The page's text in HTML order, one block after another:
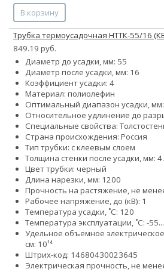
В корзину
Трубка термоусадочная НТТК-55/16
849.19 руб.
Диаметр до усадки, мм: 55
Диаметр после усадки, мм: 16
Коэффициент усадки: 4
Материал: полиолефин
Оптимальный диапазон усадки,
Относительное удлинение до
Специальные свойства:
Страна происхождения: Россия
Тип трубки: с клеевым слоем
Толщина стенки после усадки, мм:
Цвет трубки: черный
Длина нарезки, мм: 1200
Прочность на растяжение, не
Рабочее напряжение, до (кВ): 1
Температура усадки, ˚С: 120
Температура эксплуатации, ˚С: -
Удельное объемное
см: 10¹⁴
Штрих-код: 14680430023645
Электрическая прочность, не